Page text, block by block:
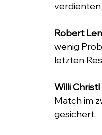
verdienten
Robert
wenig
letzten
Willi Christl
Match im
gesichert.